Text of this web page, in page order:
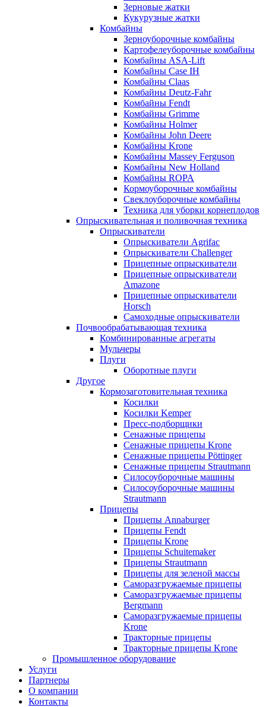
Зерновые жатки
Кукурузные жатки
Комбайны
Зерноуборочные комбайны
Картофелеуборочные комбайны
Комбайны ASA-Lift
Комбайны Case IH
Комбайны Claas
Комбайны Deutz-Fahr
Комбайны Fendt
Комбайны Grimme
Комбайны Holmer
Комбайны John Deere
Комбайны Krone
Комбайны Massey Ferguson
Комбайны New Holland
Комбайны ROPA
Кормоуборочные комбайны
Свеклоуборочные комбайны
Техника для уборки корнеплодов
Опрыскивательная и поливочная техника
Опрыскиватели
Опрыскиватели Agrifac
Опрыскиватели Challenger
Прицепные опрыскиватели
Прицепные опрыскиватели
Amazone
Прицепные опрыскиватели
Horsch
Самоходные опрыскиватели
Почвообрабатывающая техника
Комбинированные агрегаты
Мульчеры
Плуги
Оборотные плуги
Другое
Кормозаготовительная техника
Косилки
Косилки Kemper
Пресс-подборщики
Сенажные прицепы
Сенажные прицепы Krone
Сенажные прицепы Pöttinger
Сенажные прицепы Strautmann
Силосоуборочные машины
Силосоуборочные машины
Strautmann
Прицепы
Прицепы Annaburger
Прицепы Fendt
Прицепы Krone
Прицепы Schuitemaker
Прицепы Strautmann
Прицепы для зеленой массы
Саморазгружаемые прицепы
Саморазгружаемые прицепы
Bergmann
Саморазгружаемые прицепы
Krone
Тракторные прицепы
Тракторные прицепы Krone
Промышленное оборудование
Услуги
Партнеры
О компании
Контакты